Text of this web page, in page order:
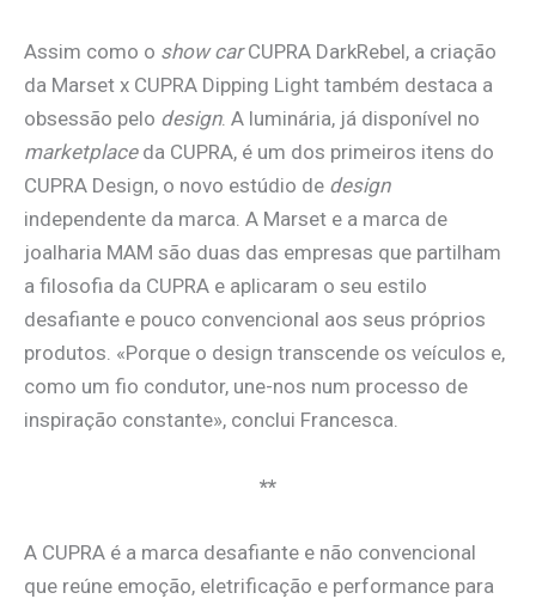
Assim como o show carCUPRA DarkRebel, a criação
da Marset x CUPRA Dipping Light também destaca a
obsessão pelo design. A luminária, já disponível no
marketplaceda CUPRA, é um dos primeiros itens do
CUPRA Design, o novo estúdio de design
independente da marca. A Marset e a marca de
joalharia MAM são duas das empresas que partilham
a filosofia da CUPRA e aplicaram o seu estilo
desafiante e pouco convencional aos seus próprios
produtos. «Porque o design transcende os veículos e,
como um fio condutor, une-nos num processo de
inspiração constante», conclui Francesca.
**
A CUPRA é a marca desafiante e não convencional
que reúne emoção, eletrificação e performance para